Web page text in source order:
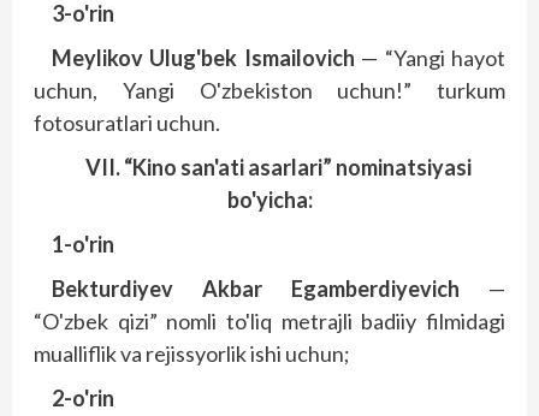
3-o'rin
Meylikov Ulug'bek Ismailovich — “Yangi hayot
uchun, Yangi O'zbekiston uchun!” turkum
fotosuratlari uchun.
VII. “Kino san'ati asarlari” nominatsiyasi
bo'yicha:
1-o'rin
Bekturdiyev Akbar Egamberdiyevich —
“O'zbek qizi” nomli to'liq metrajli badiiy filmidagi
mualliflik va rejissyorlik ishi uchun;
2-o'rin